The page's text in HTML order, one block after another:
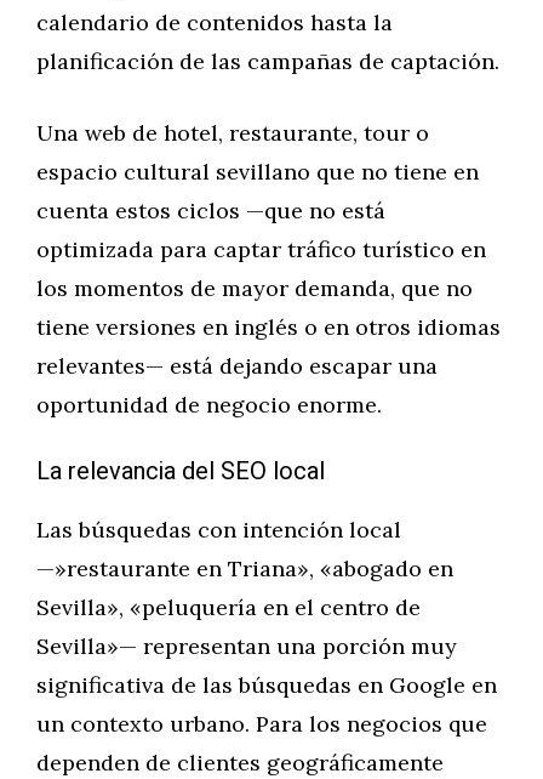
calendario de contenidos hasta la
planificación de las campañas de captación.
Una web de hotel, restaurante, tour o
espacio cultural sevillano que no tiene en
cuenta estos ciclos —que no está
optimizada para captar tráfico turístico en
los momentos de mayor demanda, que no
tiene versiones en inglés o en otros idiomas
relevantes— está dejando escapar una
oportunidad de negocio enorme.
La relevancia del SEO local
Las búsquedas con intención local
—»restaurante en Triana», «abogado en
Sevilla», «peluquería en el centro de
Sevilla»— representan una porción muy
significativa de las búsquedas en Google en
un contexto urbano. Para los negocios que
dependen de clientes geográficamente